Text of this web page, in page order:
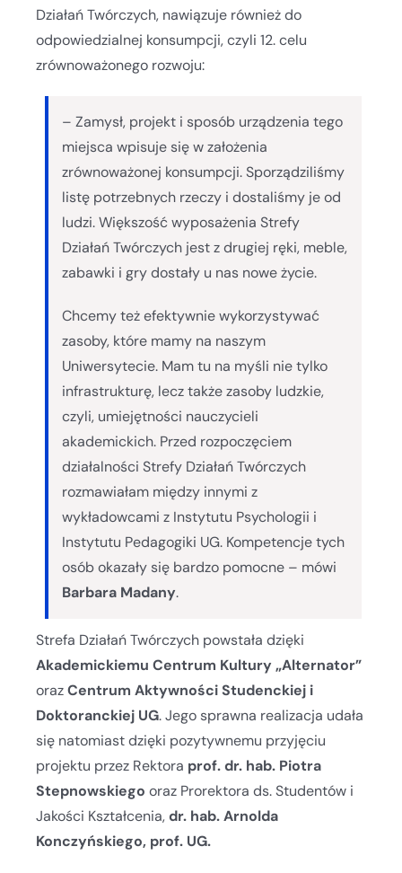
Działań Twórczych, nawiązuje również do
odpowiedzialnej konsumpcji, czyli 12. celu
zrównoważonego rozwoju:
– Zamysł, projekt i sposób urządzenia tego
miejsca wpisuje się w założenia
zrównoważonej konsumpcji. Sporządziliśmy
listę potrzebnych rzeczy i dostaliśmy je od
ludzi. Większość wyposażenia Strefy
Działań Twórczych jest z drugiej ręki, meble,
zabawki i gry dostały u nas nowe życie.
Chcemy też efektywnie wykorzystywać
zasoby, które mamy na naszym
Uniwersytecie. Mam tu na myśli nie tylko
infrastrukturę, lecz także zasoby ludzkie,
czyli, umiejętności nauczycieli
akademickich. Przed rozpoczęciem
działalności Strefy Działań Twórczych
rozmawiałam między innymi z
wykładowcami z Instytutu Psychologii i
Instytutu Pedagogiki UG. Kompetencje tych
osób okazały się bardzo pomocne – mówi
Barbara Madany.
Strefa Działań Twórczych powstała dzięki
Akademickiemu Centrum Kultury „Alternator”
orazCentrum Aktywności Studenckiej i
Doktoranckiej UG. Jego sprawna realizacja udała
się natomiast dzięki pozytywnemu przyjęciu
projektu przez Rektora prof. dr. hab. Piotra
Stepnowskiego oraz Prorektora ds. Studentów i
Jakości Kształcenia,dr. hab. Arnolda
Konczyńskiego, prof. UG.